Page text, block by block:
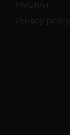
MyUnivr
Privacy policy